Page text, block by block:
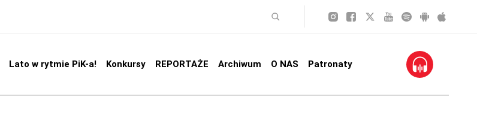
Lato w rytmie PiK-a! Konkursy REPORTAŻE Archiwum O NAS Patronaty